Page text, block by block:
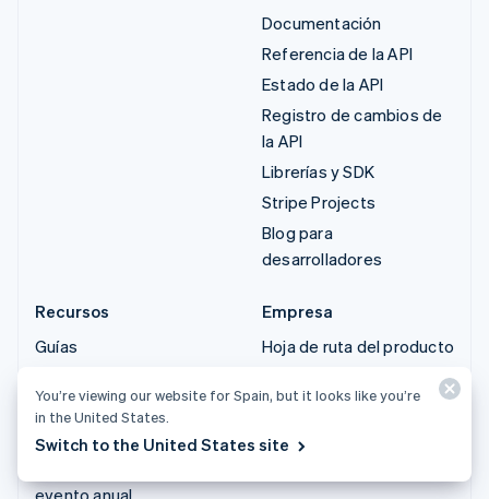
Documentación
Referencia de la API
Estado de la API
Registro de cambios de
la API
Librerías y SDK
Stripe Projects
Blog para
desarrolladores
Recursos
Guías
Blog
Comunidad
evento anual
Empresa
Hoja de ruta del producto
Sala de prensa
Stripe Press
You’re viewing our website for Spain, but it looks like you’re
in the United States.
Switch to the United States site